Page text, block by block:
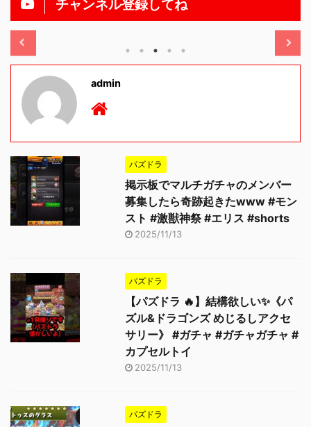
チャンネル登録してね
11/13
admin
パズドラ
掲示板でマルチガチャのメンバー
募集したら奇跡起きたwww #モン
スト #激獣神祭 #エリス #shorts
2025/11/13
パズドラ
【パズドラ 🔥】結構欲しい✨《パ
ズル&ドラゴンズ めじるしアクセ
サリー》 #ガチャ #ガチャガチャ #
カプセルトイ
2025/11/13
パズドラ